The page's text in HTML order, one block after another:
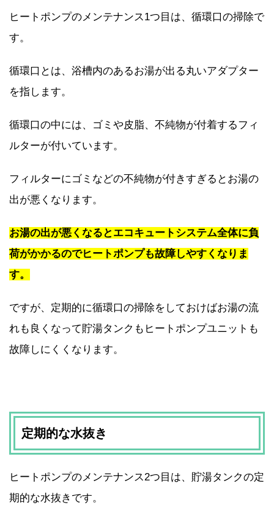
ヒートポンプのメンテナンス1つ目は、循環口の掃除で
す。
循環口とは、浴槽内のあるお湯が出る丸いアダプター
を指します。
循環口の中には、ゴミや皮脂、不純物が付着するフィ
ルターが付いています。
フィルターにゴミなどの不純物が付きすぎるとお湯の
出が悪くなります。
お湯の出が悪くなるとエコキュートシステム全体に負
荷がかかるのでヒートポンプも故障しやすくなりま
す。
ですが、定期的に循環口の掃除をしておけばお湯の流
れも良くなって貯湯タンクもヒートポンプユニットも
故障しにくくなります。
定期的な水抜き
ヒートポンプのメンテナンス2つ目は、貯湯タンクの定
期的な水抜きです。